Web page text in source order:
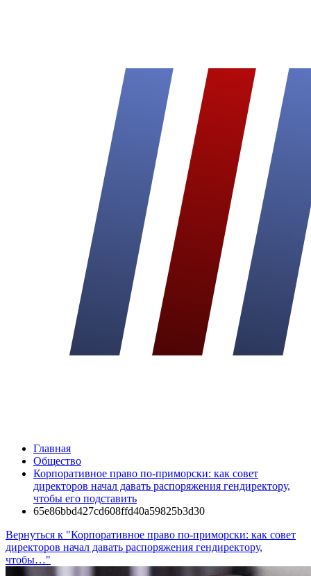
Главная
Общество
Корпоративное право по-приморски: как совет
директоров начал давать распоряжения гендиректору,
чтобы его подставить
65e86bbd427cd608ffd40a59825b3d30
Вернуться к "Корпоративное право по-приморски: как совет
директоров начал давать распоряжения гендиректору,
чтобы…"